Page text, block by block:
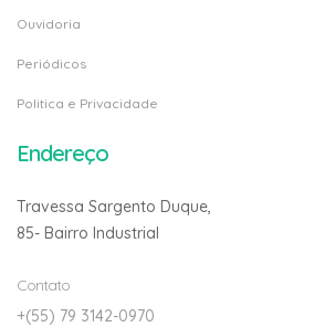
Ouvidoria
Periódicos
Politica e Privacidade
Endereço
Travessa Sargento Duque,
85- Bairro Industrial
Contato
+(55) 79 3142-0970